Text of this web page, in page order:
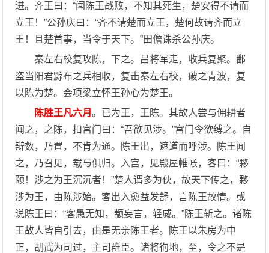
进。齐王曰：“闻陈王战败，不知其死生，楚安得不请而
立王！”公孙庆曰：“齐不请楚而立王，楚何故请齐而立
王！且楚首事，当令于天下。”田儋诛杀公孙庆。
秦左右校复攻陈，下之。吕将军走，收兵复聚。鄱
盗当阳君黥布之兵相收，复击秦左右校，破之青波，复
以陈为楚。会项梁立怀王孙心为楚王。
陈胜王凡六月。已为王，王陈。其故人尝与佣耕者
闻之，之陈，扣宫门曰：“吾欲见涉。”宫门令欲缚之。自
辩数，乃置，不肯为通。陈王出，遮道而呼涉。陈王闻
之，乃召见，载与俱归。入宫，见殿屋帷帐，客曰：“夥
颐！涉之为王沉沉者！”楚人谓多为伙，故天下传之，夥
涉为王，由陈涉始。客出入愈益发舒，言陈王故情。或
说陈王曰：“客愚无知，颛妄言，轻威。”陈王斩之。诸陈
王故人皆自引去，由是无亲陈王者。陈王以朱房为中
正，胡武为司过，主司群臣。诸将徇地，至，令之不是